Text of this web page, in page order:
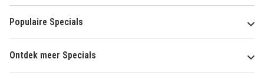
Populaire Specials
Ontdek meer Specials